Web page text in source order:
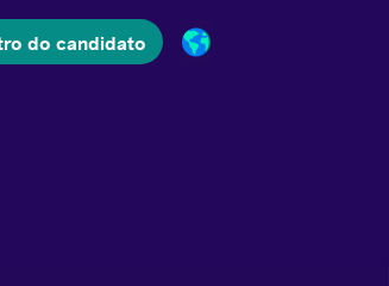
do candidato